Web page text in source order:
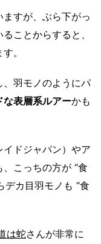
すが、ぶら下がっ
ことからすると、
。
羽モノのようにパ
な表層系ルアーかも
ドジャパン）やア
こっちの方が “食
デカ目羽モノも “食
は蛇さんが非常に